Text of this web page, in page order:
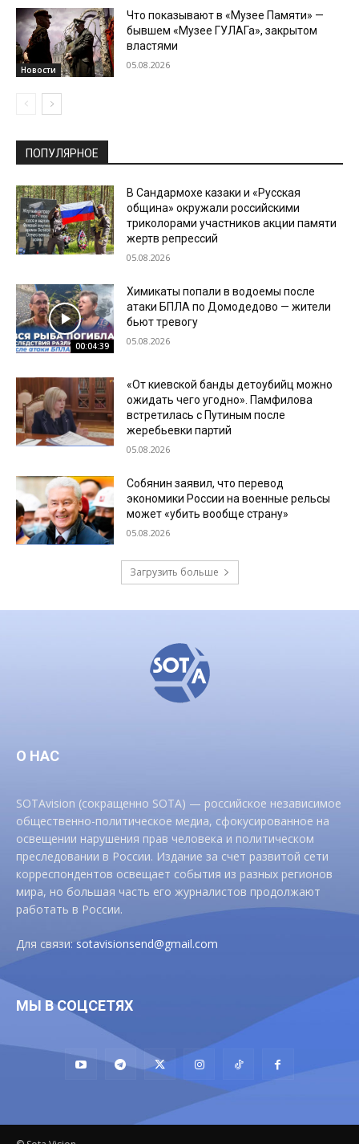
Новости
Что показывают в «Музее Памяти» —
бывшем «Музее ГУЛАГа», закрытом
властями
05.08.2026
ПОПУЛЯРНОЕ
В Сандармохе казаки и «Русская
община» окружали российскими
триколорами участников акции памяти
жертв репрессий
05.08.2026
00:04:39
Химикаты попали в водоемы после
атаки БПЛА по Домодедово — жители
бьют тревогу
05.08.2026
«От киевской банды детоубийц можно
ожидать чего угодно». Памфилова
встретилась с Путиным после
жеребьевки партий
05.08.2026
Собянин заявил, что перевод
экономики России на военные рельсы
может «убить вообще страну»
05.08.2026
Загрузить больше
О НАС
SOTAvision (сокращенно SOTA) — российское независимое
общественно-политическое медиа, сфокусированное на
освещении нарушения прав человека и политическом
преследовании в России. Издание за счет развитой сети
корреспондентов освещает события из разных регионов
мира, но большая часть его журналистов продолжают
работать в России.
Для связи:sotavisionsend@gmail.com
МЫ В СОЦСЕТЯХ